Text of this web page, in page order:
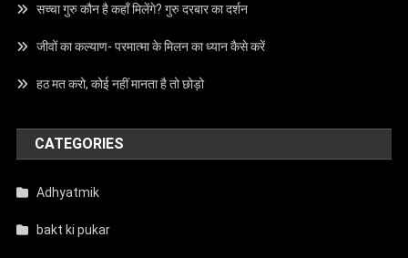
सच्चा गुरु कौन है कहाँ मिलेंगे? गुरु दरबार का दर्शन
जीवों का कल्याण- परमात्मा के मिलन का ध्यान कैसे करें
हठ मत करो, कोई नहीं मानता है तो छोड़ो
CATEGORIES
Adhyatmik
bakt ki pukar